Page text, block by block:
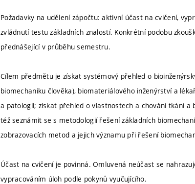
Požadavky na udělení zápočtu: aktivní účast na cvičení,
zvládnutí testu základních znalostí. Konkrétní podobu
přednášející v průběhu semestru.
Cílem předmětu je získat systémový přehled o
biomechaniku člověka), biomateriálového inženýrství a
a patologii; získat přehled o vlastnostech a chování tkání
též seznámit se s metodologií řešení základních
zobrazovacích metod a jejich významu při řešení
Účast na cvičení je povinná. Omluvená neúčast se
vypracováním úloh podle pokynů vyučujícího.